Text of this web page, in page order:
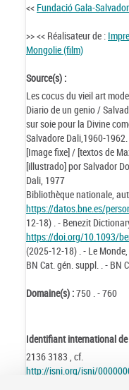
<< Fundació Gala-
>> << Réalisateur de :
Mongolie (film)
Source(s) :
Les cocus du vieil art
Diario de un genio /
sur soie pour la Divine
Salvadore Dali,1960-
[Image fixe] / [textos de
[illustrado] por Salvador
Dali, 1977
Bibliothèque nationale,
https://datos.bne.es/
12-18) . - Benezit
https://doi.org/10.1093/
(2025-12-18) . - Le
BN Cat. gén. suppl. . - BN
Domaine(s) :750 . - 760
Identifiant international
2136 3183 , cf.
http://isni.org/isni/